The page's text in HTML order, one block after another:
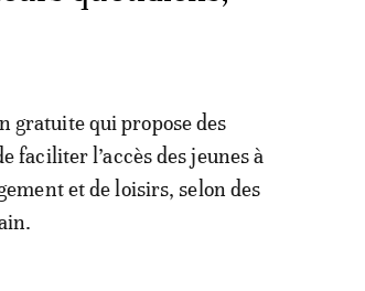
gratuite qui propose des
faciliter l’accès des jeunes à
et de loisirs, selon des